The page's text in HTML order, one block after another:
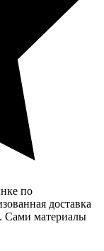
по
доставка
Сами материалы